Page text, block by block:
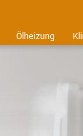
Ölheizung